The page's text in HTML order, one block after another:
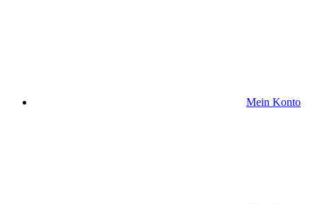
Mein Konto